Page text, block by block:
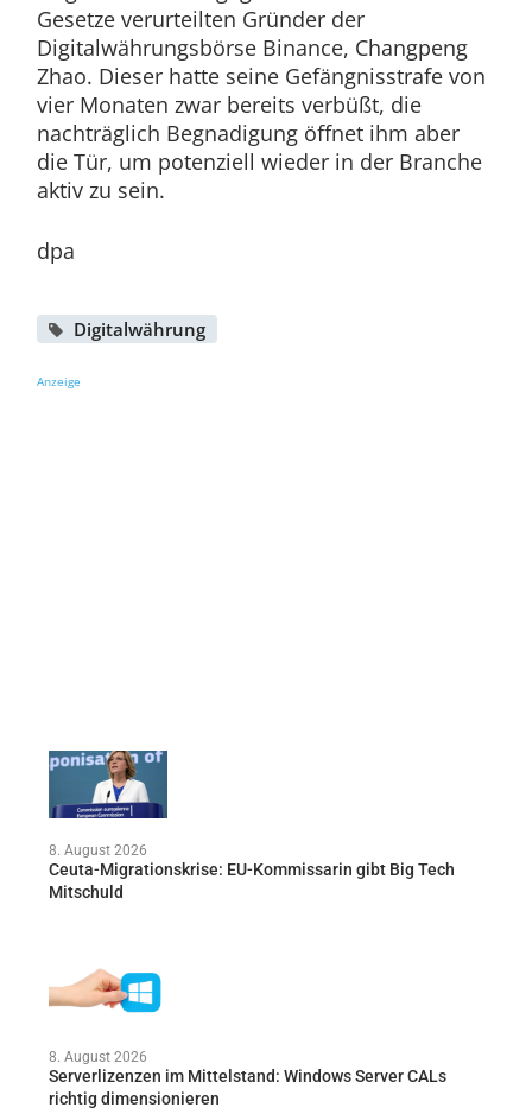
Gesetze verurteilten Gründer der
Digitalwährungsbörse Binance, Changpeng
Zhao. Dieser hatte seine Gefängnisstrafe von
vier Monaten zwar bereits verbüßt, die
nachträglich Begnadigung öffnet ihm aber
die Tür, um potenziell wieder in der Branche
aktiv zu sein.
dpa
Digitalwährung
Anzeige
8. August 2026
Ceuta-Migrationskrise: EU-Kommissarin gibt Big Tech
Mitschuld
8. August 2026
Serverlizenzen im Mittelstand: Windows Server CALs
richtig dimensionieren